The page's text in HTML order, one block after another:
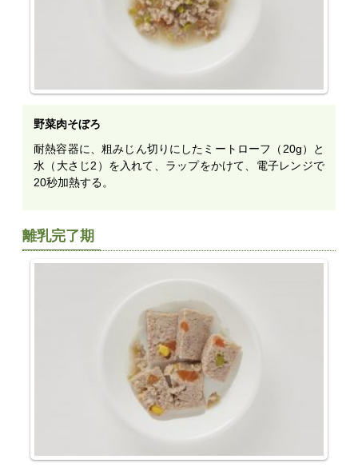
野菜肉そぼろ
耐熱容器に、粗みじん切りにしたミートローフ（20g）と
水（大さじ2）を入れて、ラップをかけて、電子レンジで
20秒加熱する。
離乳完了期